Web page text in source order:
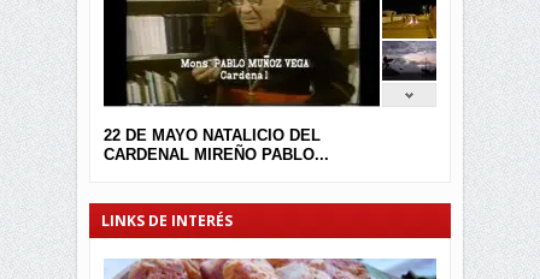
22 DE MAYO NATALICIO DEL
CARDENAL MIREÑO PABLO...
LINKS DE INTERÉS